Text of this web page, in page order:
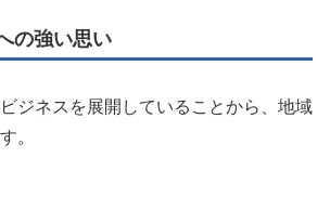
の強い思い
ジネスを展開していることから、地域
。